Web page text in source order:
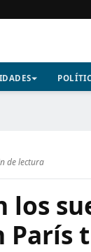
de lectura
los